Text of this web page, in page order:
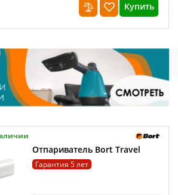
Купить
Отпариватель Bort Travel
Гарантия 5 лет